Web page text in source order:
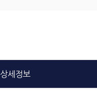
상세정보